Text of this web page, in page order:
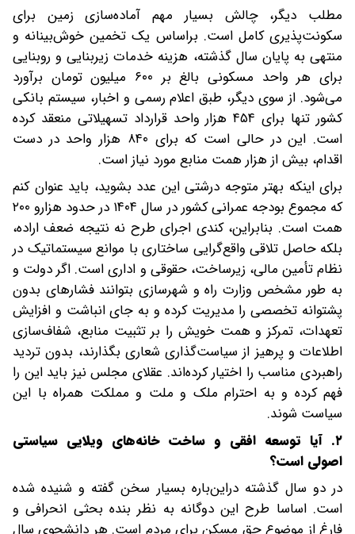
مطلب دیگر، چالش بسیار مهم آماده‌سازی زمین برای
سکونت‌پذیری کامل است. براساس یک تخمین خوش‌بینانه و
منتهی به پایان سال گذشته، هزینه خدمات زیربنایی و روبنایی
برای هر واحد مسکونی بالغ بر ۶۰۰ میلیون تومان برآورد
می‌شود. از سوی دیگر، طبق اعلام رسمی و اخبار، سیستم بانکی
کشور تنها برای ۴۵۴ هزار واحد قرارداد تسهیلاتی منعقد کرده
است. این در حالی‌ است که برای ۸۴۰ هزار واحد در دست
اقدام، بیش از هزار همت منابع مورد نیاز است.
برای اینکه‌ بهتر متوجه درشتی این عدد بشوید، باید عنوان کنم
که مجموع بودجه عمرانی کشور در سال ۱۴۰۴ در حدود هزار‌و ۲۰۰
همت است. بنابراین، کندی اجرای طرح نه نتیجه ضعف اراده،
بلکه حاصل تلاقی واقع‌گرایی ساختاری با موانع سیستماتیک در
نظام تأمین مالی، زیرساخت، حقوقی و اداری است. اگر دولت و
به ‌طور مشخص وزارت راه و شهرسازی بتوانند فشارهای بدون
پشتوانه تخصصی را مدیریت کرده و به‌ جای انباشت و افزایش
تعهدات، تمرکز و همت خویش را بر تثبیت منابع، شفاف‌سازی
اطلاعات‌ و پرهیز از سیاست‌گذاری شعاری بگذارند، بدون تردید
راهبردی مناسب را اختیار کرده‌اند. عقلای مجلس نیز باید این را
فهم کرده و به احترام ملک و ملت و مملکت همراه با این
سیاست شوند.
۲. آیا توسعه افقی و ساخت خانه‌های ویلایی سیاستی
اصولی است؟
در ‌دو سال گذشته در‌این‌باره بسیار سخن گفته و شنیده شده
است. اساسا طرح این دوگانه به نظر بنده بحثی انحرافی و
فارغ از موضوع حق مسکن برای مردم است. هر دانشجوی سال